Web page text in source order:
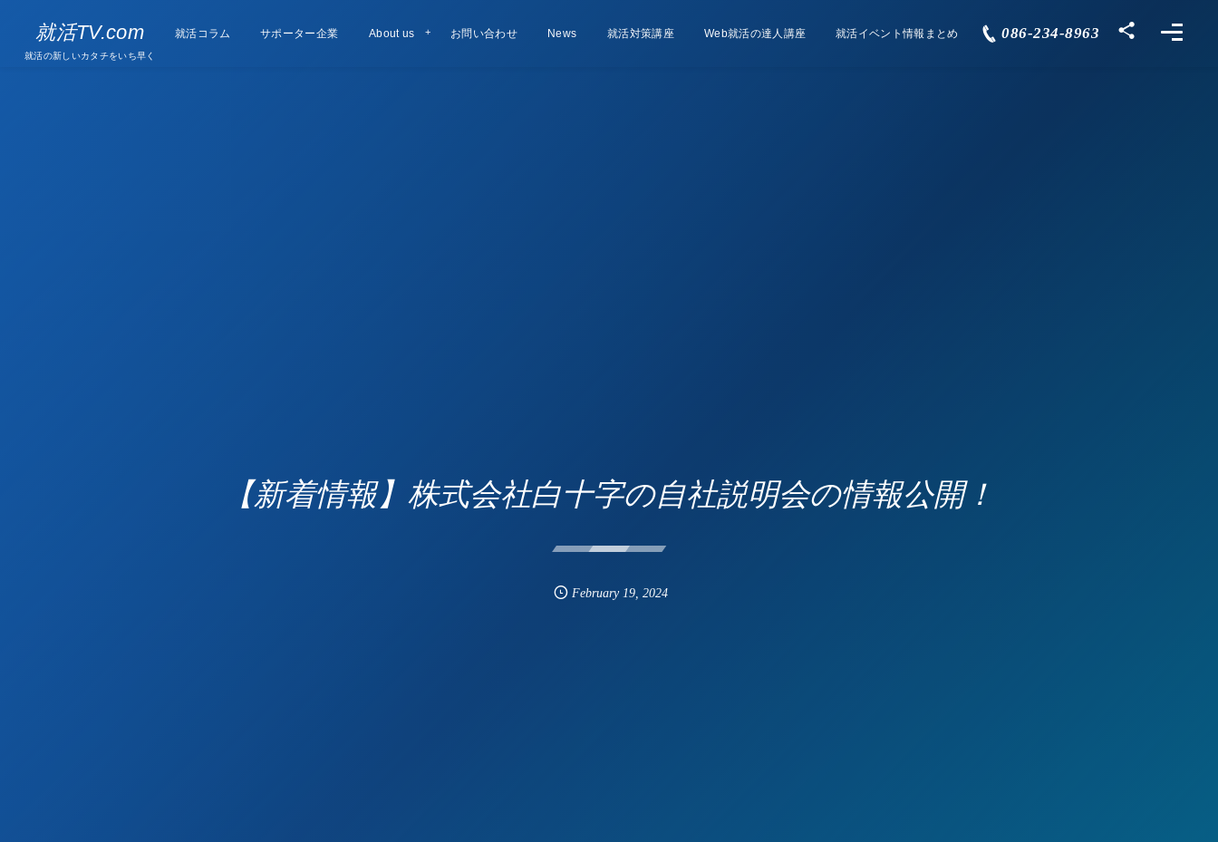
就活TV.com
就活の新しいカタチをいち早く
就活コラム
Column サポーター企業
Supporter
companies
About us お問い合わせ
Contact News
お知らせ 就活対策講座
Lesson Web就活の達人講座
Course 就活イベント情報まとめ
Events 086-234-8963
【新着情報】株式会社白十字の自社説明会の情報公開！
February 19, 2024